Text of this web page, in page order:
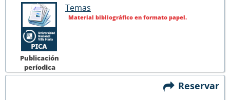
Publicación
períodica
Temas
Material bibliográfico en formato papel.
Reservar